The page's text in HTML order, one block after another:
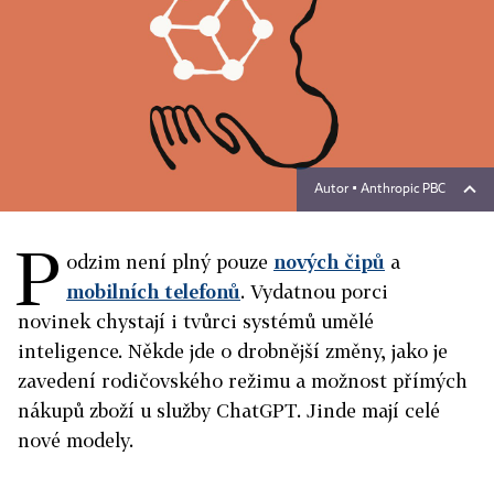
Autor ▪ Anthropic PBC
P odzim není plný pouze nových čipů a
mobilních telefonů. Vydatnou porci
novinek chystají i tvůrci systémů umělé
inteligence. Někde jde o drobnější změny, jako je
zavedení rodičovského režimu a možnost přímých
nákupů zboží u služby ChatGPT. Jinde mají celé
nové modely.